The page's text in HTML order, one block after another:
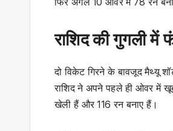
राशिद की गुगली में
दो विकेट गिरने के बावजूद मैथ्यू
राशिद ने अपने पहले ही ओवर में
खेली हैं और 116 रन बनाए हैं।